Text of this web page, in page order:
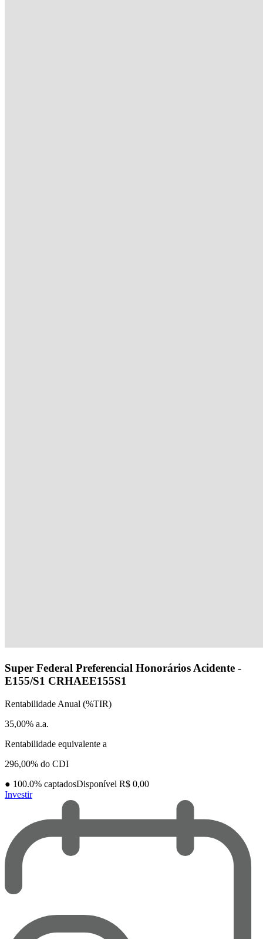
Super Federal Preferencial Honorários Acidente -
E155/S1 CRHAEE155S1
Rentabilidade Anual (%TIR)
35,00% a.a.
Rentabilidade equivalente a
296,00% do CDI
● 100.0% captadosDisponível R$ 0,00
Investir